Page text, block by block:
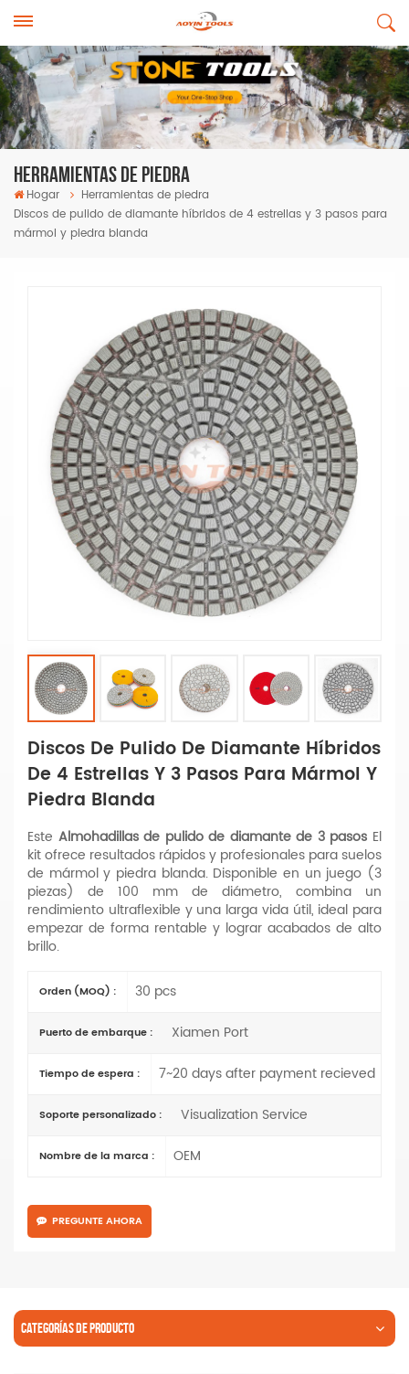
Herramientas De Piedra
Hogar
Herramientas de piedra
Discos de pulido de diamante híbridos de 4 estrellas y 3 pasos para
mármol y piedra blanda
Discos De Pulido De Diamante Híbridos
De 4 Estrellas Y 3 Pasos Para Mármol Y
Piedra Blanda
Este Almohadillas de pulido de diamante de 3 pasos El
kit ofrece resultados rápidos y profesionales para suelos
de mármol y piedra blanda. Disponible en un juego (3
piezas) de 100 mm de diámetro, combina un
rendimiento ultraflexible y una larga vida útil, ideal para
empezar de forma rentable y lograr acabados de alto
brillo.
Orden (MOQ) : 30 pcs
Puerto de embarque : Xiamen Port
Tiempo de espera : 7~20 days after payment recieved
Soporte personalizado : Visualization Service
Nombre de la marca : OEM
PREGUNTE AHORA
CATEGORÍAS DE PRODUCTO